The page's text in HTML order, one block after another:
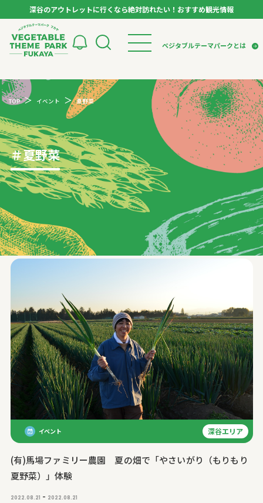
深谷のアウトレットに行くなら絶対訪れたい！おすすめ観光情報
ベジタブルテーマパークとは
検索
トップページ
モデルコース
スポット
イベント
体験
特集記事
ベジタブルテーマパークとは
VTPキャストミーティング
パートナー企業について
市長インタビュー
生産者インタビュー
アンバサダー
お役立ち情報
レシピ集
TOP イベント 夏野菜
＃夏野菜
イベント 深谷エリア
(有)馬場ファミリー農園 夏の畑で「やさいがり（もりもり
夏野菜）」体験
2022.08.21 - 2022.08.21